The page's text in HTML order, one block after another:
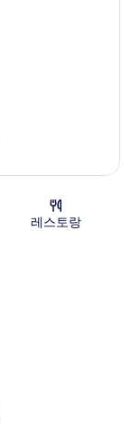
레스토랑